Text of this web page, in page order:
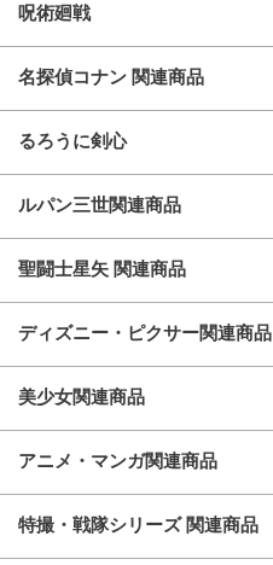
呪術廻戦
名探偵コナン 関連商品
るろうに剣心
ルパン三世関連商品
聖闘士星矢 関連商品
ディズニー・ピクサー関連商品
美少女関連商品
アニメ・マンガ関連商品
特撮・戦隊シリーズ 関連商品